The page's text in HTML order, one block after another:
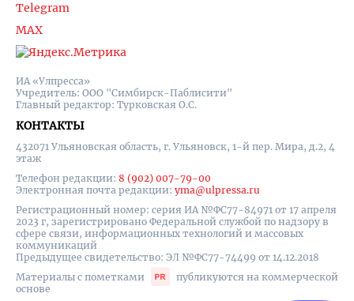
ИА «Улпресса»
Учредитель: ООО "Симбирск-Паблисити"
Главный редактор: Турковская О.С.
КОНТАКТЫ
432071 Ульяновская область, г. Ульяновск, 1-й пер. Мира, д.2, 4
этаж
Телефон редакции: 8 (902) 007-79-00
Электронная почта редакции: yma@ulpressa.ru
Регистрационный номер: серия ИА №ФС77-84971 от 17 апреля
2023 г, зарегистрировано Федеральной службой по надзору в
сфере связи, информационных технологий и массовых
коммуникаций
Предыдущее свидетельство: ЭЛ №ФС77-74499 от 14.12.2018
Материалы с пометками
публикуются на коммерческой
основе
Telegram
MAX